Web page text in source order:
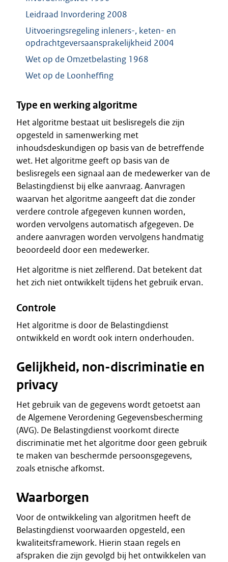
Leidraad Invordering 2008
Uitvoeringsregeling inleners-, keten- en
opdrachtgeversaansprakelijkheid 2004
Wet op de Omzetbelasting 1968
Wet op de Loonheffing
Type en werking algoritme
Het algoritme bestaat uit beslisregels die zijn
opgesteld in samenwerking met
inhoudsdeskundigen op basis van de betreffende
wet. Het algoritme geeft op basis van de
beslisregels een signaal aan de medewerker van de
Belastingdienst bij elke aanvraag. Aanvragen
waarvan het algoritme aangeeft dat die zonder
verdere controle afgegeven kunnen worden,
worden vervolgens automatisch afgegeven. De
andere aanvragen worden vervolgens handmatig
beoordeeld door een medewerker.
Het algoritme is niet zelflerend. Dat betekent dat
het zich niet ontwikkelt tijdens het gebruik ervan.
Controle
Het algoritme is door de Belastingdienst
ontwikkeld en wordt ook intern onderhouden.
Gelijkheid, non-discriminatie en
privacy
Het gebruik van de gegevens wordt getoetst aan
de Algemene Verordening Gegevensbescherming
(AVG). De Belastingdienst voorkomt directe
discriminatie met het algoritme door geen gebruik
te maken van beschermde persoonsgegevens,
zoals etnische afkomst.
Waarborgen
Voor de ontwikkeling van algoritmen heeft de
Belastingdienst voorwaarden opgesteld, een
kwaliteitsframework. Hierin staan regels en
afspraken die zijn gevolgd bij het ontwikkelen van